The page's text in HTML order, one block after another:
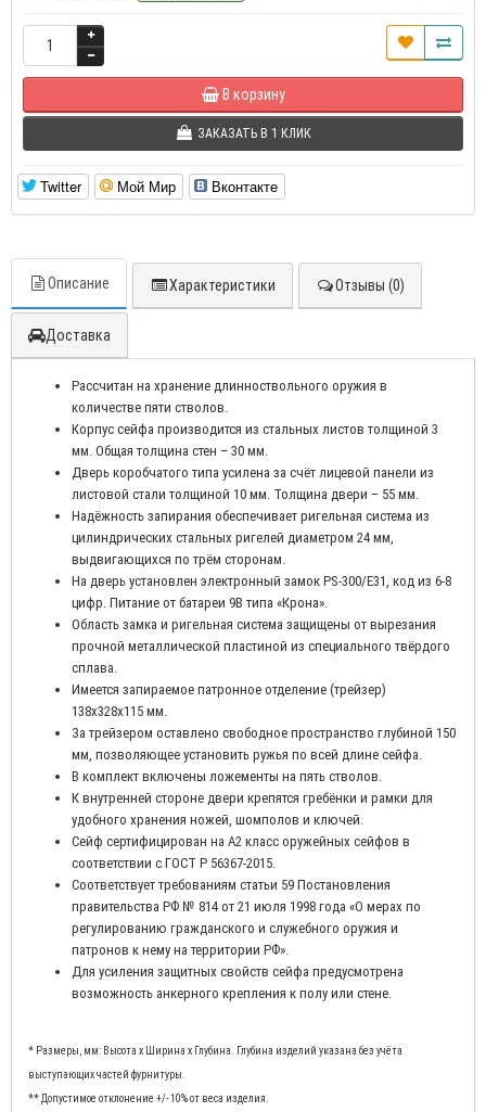
В корзину
ЗАКАЗАТЬ В 1 КЛИК
Twitter Мой Мир Вконтакте
Описание Характеристики Отзывы (0)
Доставка
Рассчитан на хранение длинноствольного оружия в
количестве пяти стволов.
Корпус сейфа производится из стальных листов толщиной 3
мм. Общая толщина стен – 30 мм.
Дверь коробчатого типа усилена за счёт лицевой панели из
листовой стали толщиной 10 мм. Толщина двери – 55 мм.
Надёжность запирания обеспечивает ригельная система из
цилиндрических стальных ригелей диаметром 24 мм,
выдвигающихся по трём сторонам.
На дверь установлен электронный замок PS-300/E31, код из 6-8
цифр. Питание от батареи 9В типа «Крона».
Область замка и ригельная система защищены от вырезания
прочной металлической пластиной из специального твёрдого
сплава.
Имеется запираемое патронное отделение (трейзер)
138x328x115 мм.
За трейзером оставлено свободное пространство глубиной 150
мм, позволяющее установить ружья по всей длине сейфа.
В комплект включены ложементы на пять стволов.
К внутренней стороне двери крепятся гребёнки и рамки для
удобного хранения ножей, шомполов и ключей.
Сейф сертифицирован на А2 класс оружейных сейфов в
соответствии с ГОСТ Р 56367-2015.
Соответствует требованиям статьи 59 Постановления
правительства РФ № 814 от 21 июля 1998 года «О мерах по
регулированию гражданского и служебного оружия и
патронов к нему на территории РФ».
Для усиления защитных свойств сейфа предусмотрена
возможность анкерного крепления к полу или стене.
* Размеры, мм: Высота x Ширина x Глубина. Глубина изделий указана без учёта
выступающих частей фурнитуры.
** Допустимое отклонение +/- 10% от веса изделия.